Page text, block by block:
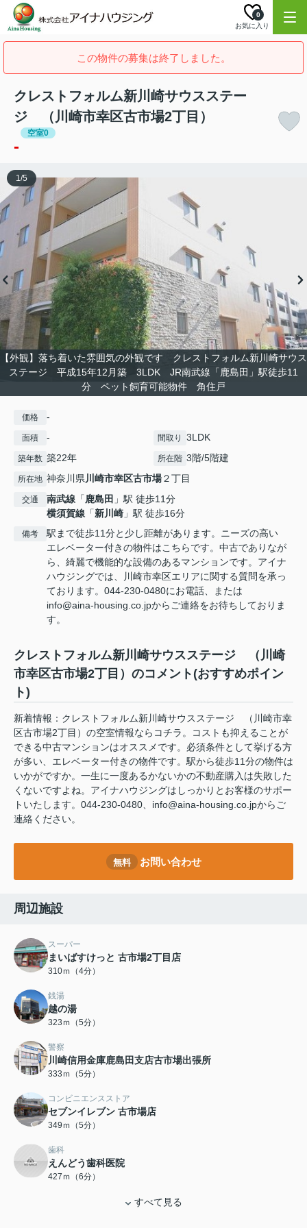
お気に入り
0
この物件の募集は終了しました。
クレストフォルム新川崎サウスステー
ジ （川崎市幸区古市場2丁目）
空室0
-
【外観】落ち着いた雰囲気の外観です クレストフォルム新川崎サウス
ステージ 平成15年12月築 3LDK JR南武線「鹿島田」駅徒歩11
分 ペット飼育可能物件 角住戸
1/5
価格 -
面積 - 間取り 3LDK
築年数 築22年 所在階 3階/5階建
所在地 神奈川県川崎市幸区古市場２丁目
交通 南武線 「鹿島田 」駅 徒歩11分
横須賀線 「新川崎 」駅 徒歩16分
備考
駅まで徒歩11分と少し距離があります。ニーズの高い
エレベーター付きの物件はこちらです。中古でありなが
ら、綺麗で機能的な設備のあるマンションです。アイナ
ハウジングでは、川崎市幸区エリアに関する質問を承っ
ております。044-230-0480にお電話、または
info@aina-housing.co.jpからご連絡をお待ちしておりま
す。
クレストフォルム新川崎サウスステージ （川崎
市幸区古市場2丁目）のコメント(おすすめポイン
ト)
新着情報：クレストフォルム新川崎サウスステージ （川崎市幸
区古市場2丁目）の空室情報ならコチラ。コストも抑えることが
できる中古マンションはオススメです。必須条件として挙げる方
が多い、エレベーター付きの物件です。駅から徒歩11分の物件は
いかがですか。一生に一度あるかないかの不動産購入は失敗した
くないですよね。アイナハウジングはしっかりとお客様のサポー
トいたします。044-230-0480、info@aina-housing.co.jpからご
連絡ください。
無料 お問い合わせ
周辺施設
スーパー
まいばすけっと 古市場2丁目店
310ｍ（4分）
銭湯
越の湯
323ｍ（5分）
警察
川崎信用金庫鹿島田支店古市場出張所
333ｍ（5分）
コンビニエンスストア
セブンイレブン 古市場店
349ｍ（5分）
歯科
えんどう歯科医院
427ｍ（6分）
すべて見る